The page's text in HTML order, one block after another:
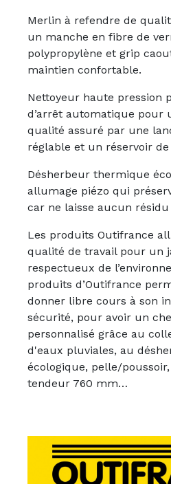
Merlin à refendre de
un manche en fibre de
polypropylène et grip
maintien confortable.
Nettoyeur haute pression
d’arrêt automatique pour
qualité assuré par une
réglable et un réservoir
Désherbeur thermique
allumage piézo qui
car ne laisse aucun
Les produits Outifrance
qualité de travail pour un
respectueux de
produits d’Outifrance
donner libre cours à son
sécurité, pour avoir un
personnalisé grâce au
d'eaux pluviales, au
écologique, pelle/
tendeur 760 mm…